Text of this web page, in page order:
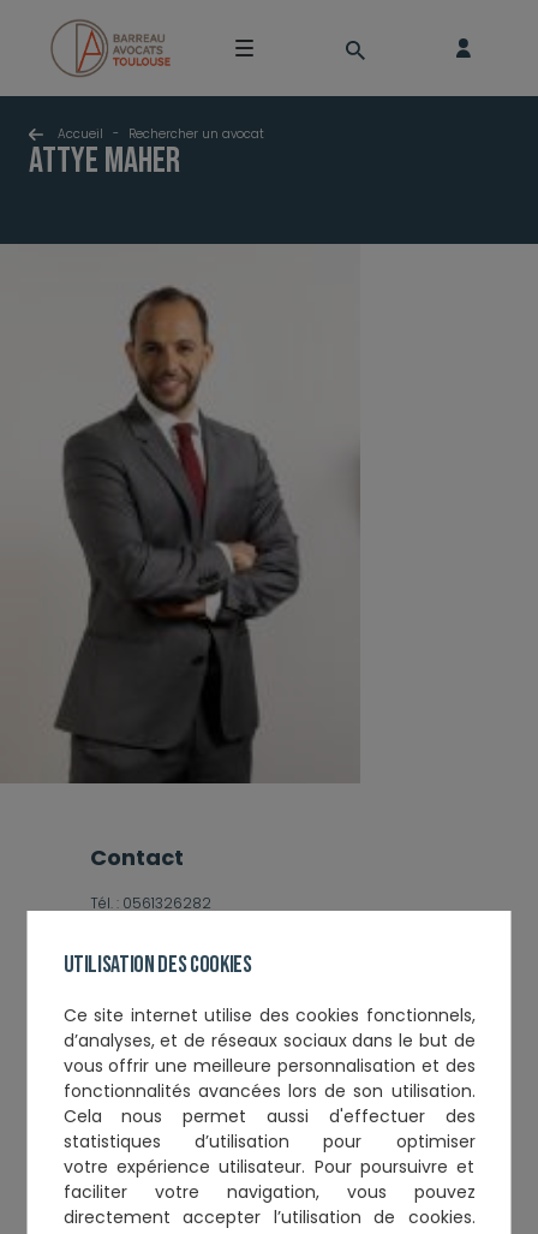
Utilisation des cookies
Ce site internet utilise des cookies fonctionnels,
d’analyses, et de réseaux sociauxdans le but de
vous offrir une meilleure personnalisation et des
fonctionnalités avancées lors de son utilisation.
Cela nous permet aussi d'effectuerdes
statistiques d’utilisationpour optimiser
votre expérience utilisateur. Pour poursuivre et
faciliter votre navigation, vous pouvez
directement accepter l’utilisation de cookies.
Accueil - Rechercher un avocat
ATTYE Maher
contact
Tél. : 0561326282
Informations complémentaires
Année de Serment :2010
Toque :296
Anglais
Spécialisations
Droit des sociétés